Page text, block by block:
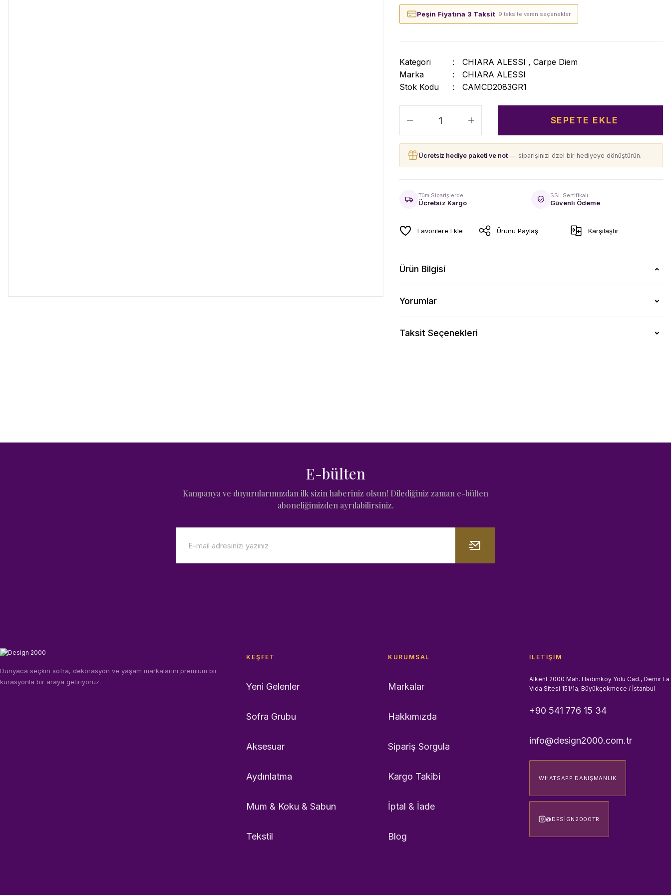
Peşin Fiyatına 3 Taksit· 9 taksite varan seçenekler
Kategori CHIARA ALESSI , Carpe Diem
Marka
CHIARA ALESSI
Stok Kodu
CAMCD2083GR1
SEPETE EKLE
Ücretsiz hediye paketi ve not — siparişinizi özel bir hediyeye dönüştürün.
Tüm Siparişlerde
Ücretsiz Kargo
SSL Sertifikalı
Güvenli Ödeme
Ürünü Paylaş Karşılaştır
Ürün Bilgisi
Yorumlar
Taksit Seçenekleri
E-bülten
Kampanya ve duyurularımızdan ilk sizin haberiniz olsun! Dilediğiniz zaman e-bülten
aboneliğimizden ayrılabilirsiniz.
Dünyaca seçkin sofra, dekorasyon ve yaşam markalarını premium bir
kürasyonla bir araya getiriyoruz.
KEŞFET
Yeni Gelenler
Sofra Grubu
Aksesuar
Aydınlatma
Mum & Koku & Sabun
Tekstil
KURUMSAL
Markalar
Hakkımızda
Sipariş Sorgula
Kargo Takibi
İptal & İade
Blog
İLETIŞIM
Alkent 2000 Mah. Hadımköy Yolu Cad., Demir La
Vida Sitesi 151/1a, Büyükçekmece / İstanbul
+90 541 776 15 34
info@design2000.com.tr
WHATSAPP DANIŞMANLIK
@DESIGN2000TR